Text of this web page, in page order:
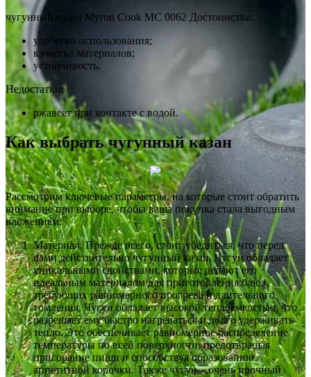
чугунный казан Myron Cook MC 0062 Достоинства:
удобство использования;
качество материалов;
устойчивость.
Недостатки:
ржавеет при контакте с водой.
Как выбрать чугунный казан
Рассмотрим ключевые параметры, на которые стоит обратить
внимание при выборе, чтобы ваша покупка стала выгодным
вложением:
Материал. Прежде всего, стоит убедиться, что перед
вами действительно чугунный казан. Чугун обладает
уникальными свойствами, которые делают его
идеальным материалом для приготовления блюд,
требующих равномерного прогрева и длительного
томления. Чугун обладает высокой теплоемкостью, что
разрешает ему быстро нагреваться и долго удерживать
тепло. Это обеспечивает равномерное распределение
температуры по всей поверхности, предотвращая
пригорание пищи и способствуя образованию
аппетитной корочки. Также чугун – очень прочный